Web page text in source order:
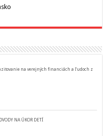
na verejných financiách a ľudoch z
NA ÚKOR DETÍ